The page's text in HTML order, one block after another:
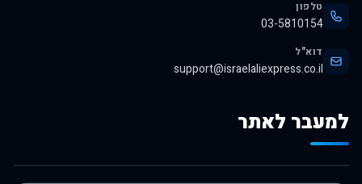
טלפון
03-5810154
דוא"ל
support@israelaliexpress.co.il
למעבר לאתר
לרכישה באלי אקספרס